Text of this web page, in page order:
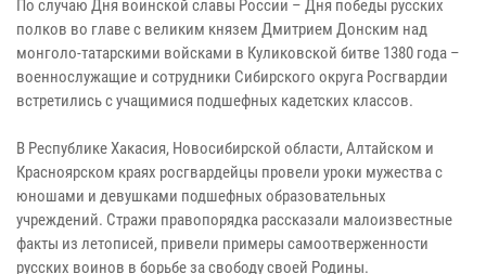
По случаю Дня воинской славы России – Дня победы русских
полков во главе с великим князем Дмитрием Донским над
монголо-татарскими войсками в Куликовской битве 1380 года –
военнослужащие и сотрудники Сибирского округа Росгвардии
встретились с учащимися подшефных кадетских классов.
В Республике Хакасия, Новосибирской области, Алтайском и
Красноярском краях росгвардейцы провели уроки мужества с
юношами и девушками подшефных образовательных
учреждений. Стражи правопорядка рассказали малоизвестные
факты из летописей, привели примеры самоотверженности
русских воинов в борьбе за свободу своей Родины.